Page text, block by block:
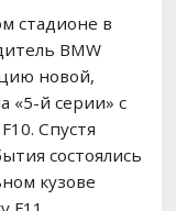
стадионе в
BMW
новой,
«5-й серии» с
Спустя
состоялись
кузове